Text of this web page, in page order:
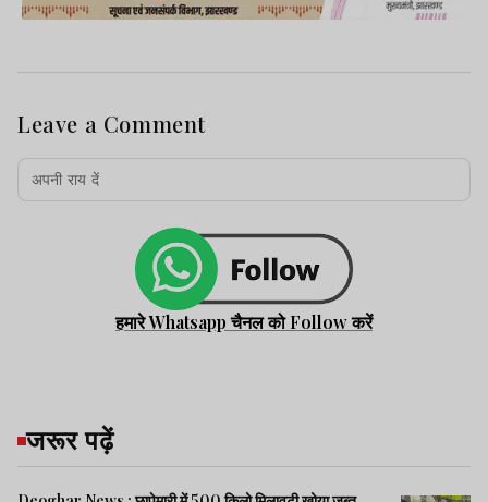
Leave a Comment
हमारे Whatsapp चैनल को Follow करें
जरूर पढ़ें